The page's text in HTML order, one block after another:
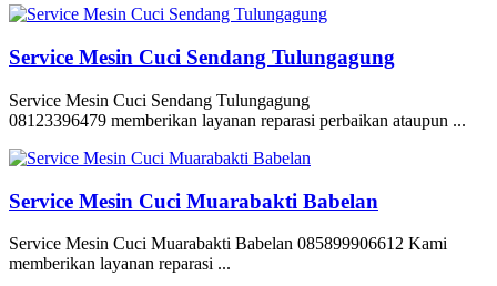
Service Mesin Cuci Sendang Tulungagung
Service Mesin Cuci Sendang Tulungagung
08123396479 memberikan layanan reparasi perbaikan ataupun ...
Service Mesin Cuci Muarabakti Babelan
Service Mesin Cuci Muarabakti Babelan 085899906612 Kami
memberikan layanan reparasi ...